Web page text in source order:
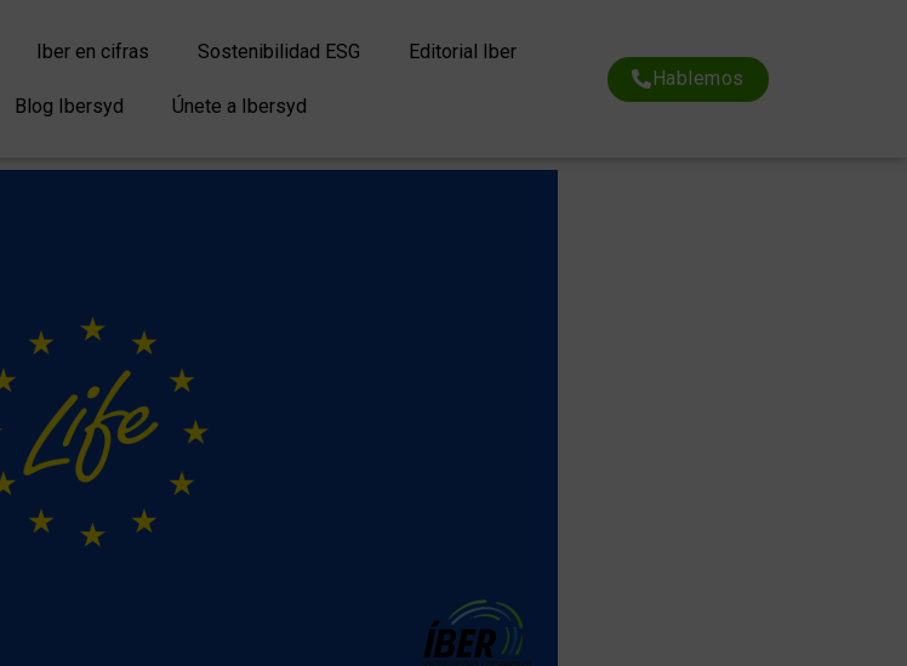
Iber en cifras Sostenibilidad ESG Editorial Iber
Blog Ibersyd Únete a Ibersyd
Hablemos